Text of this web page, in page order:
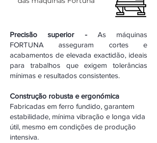
Precisão superior - As máquinas
FORTUNA asseguram cortes e
acabamentos de elevada exactidão, ideais
para trabalhos que exigem tolerâncias
mínimas e resultados consistentes.
Construção robusta e ergonómica
Fabricadas em ferro fundido, garantem
estabilidade, mínima vibração e longa vida
útil, mesmo em condições de produção
intensiva.